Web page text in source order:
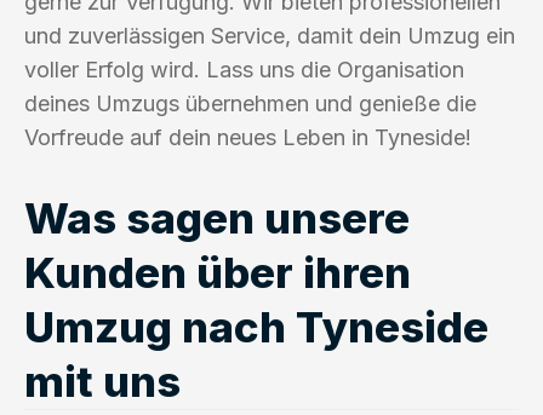
und zuverlässigen Service, damit dein Umzug ein
voller Erfolg wird. Lass uns die Organisation
deines Umzugs übernehmen und genieße die
Vorfreude auf dein neues Leben in Tyneside!
Was sagen unsere
Kunden über ihren
Umzug nach Tyneside
mit uns